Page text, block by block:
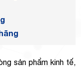
sản phẩm kinh tế,